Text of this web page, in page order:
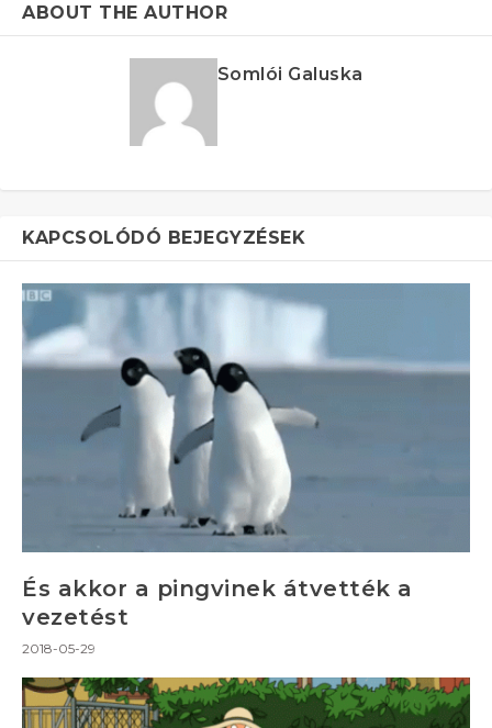
ABOUT THE AUTHOR
Somlói Galuska
KAPCSOLÓDÓ BEJEGYZÉSEK
És akkor a pingvinek átvették a
vezetést
2018-05-29